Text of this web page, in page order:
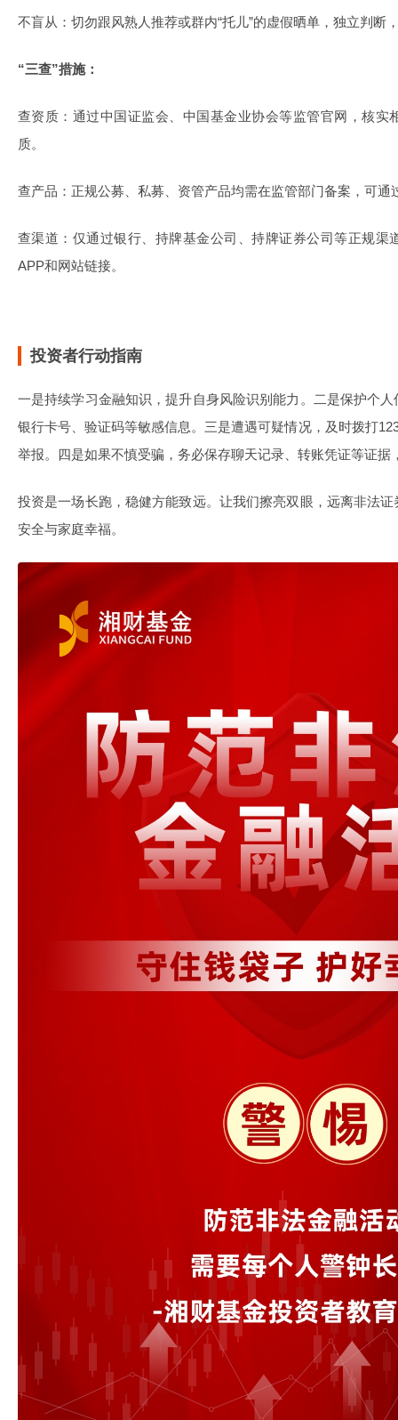
不盲从：切勿跟风熟人推荐或群内“托儿”的虚假晒单，独立判断
“三查”措施：
查资质：通过中国证监会、中国基金业协会等监管官网，核实
质。
查产品：正规公募、私募、资管产品均需在监管部门备案，可通
查渠道：仅通过银行、持牌基金公司、持牌证券公司等正规渠
APP和网站链接。
投资者行动指南
一是持续学习金融知识，提升自身风险识别能力。二是保护个
银行卡号、验证码等敏感信息。三是遭遇可疑情况，及时拨打
举报。四是如果不慎受骗，务必保存聊天记录、转账凭证等证据
投资是一场长跑，稳健方能致远。让我们擦亮双眼，远离非法
安全与家庭幸福。